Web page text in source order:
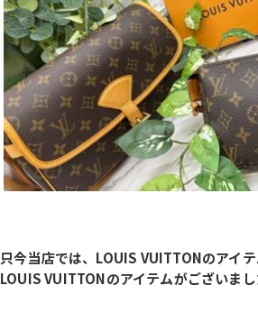
只今当店では、LOUIS VUITTONのアイ
LOUIS VUITTONのアイテムがございま